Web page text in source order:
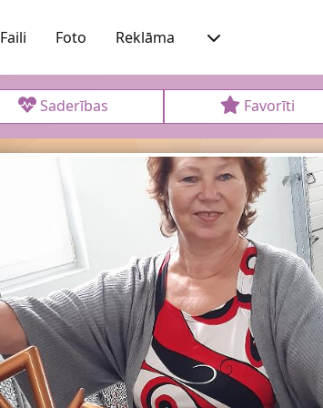
Faili Foto Reklāma
Saderības Favorīti